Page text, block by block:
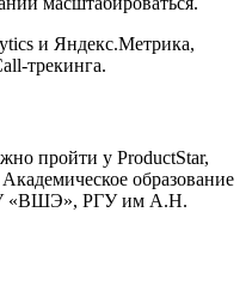
и Яндекс.Метрика,
трекинга.
пройти у ProductStar,
образование
«ВШЭ», РГУ им А.Н.